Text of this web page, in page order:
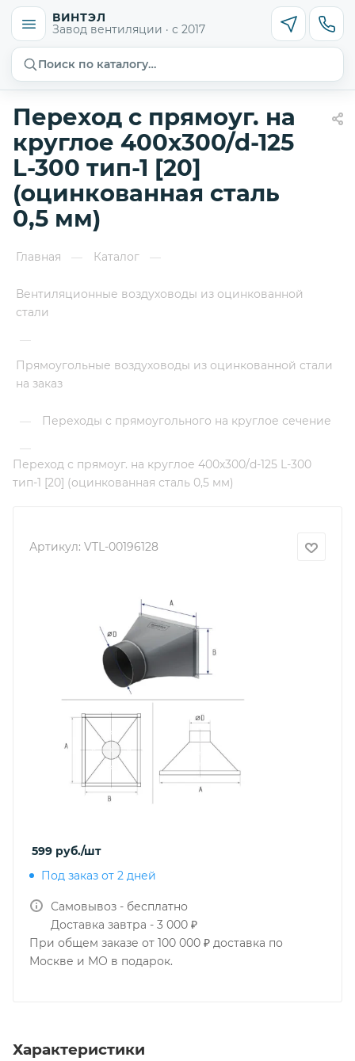
ВИНТЭЛ
Завод вентиляции · с 2017
Поиск по каталогу…
Переход с прямоуг. на
круглое 400х300/d-125
L-300 тип-1 [20]
(оцинкованная сталь
0,5 мм)
Главная — Каталог —
Вентиляционные воздуховоды из оцинкованной
стали
—
Прямоугольные воздуховоды из оцинкованной стали
на заказ
—
Переходы с прямоугольного на круглое сечение
—
Переход с прямоуг. на круглое 400х300/d-125 L-300
тип-1 [20] (оцинкованная сталь 0,5 мм)
Артикул: VTL-00196128
599 руб./шт
Под заказ от 2 дней
Самовывоз - бесплатно
Доставка завтра - 3 000 ₽
При общем заказе от 100 000 ₽ доставка по
Москве и МО в подарок.
Характеристики